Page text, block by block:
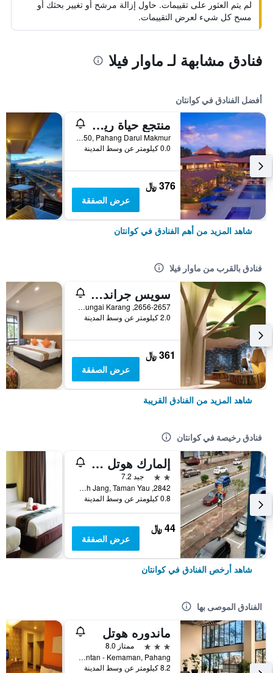
لم يتم العثور على تقييمات. حاول إزالة مرشح أو تغيير بحثك أو
مسح كل شيء لعرض التقييمات.
فنادق مشابهة لـ ماوار فيلا
أفضل الفنادق في كوانتان
منتجع حياة ريجنسي كوانتان
Teluk Chempedak, Kuantan-25050, Pahang Darul Makmur, ., كوانتان, ماليزيا
0.0 كيلومتر عن وسط المدينة
376 ﷼
عرض الصفقة
شاهد المزيد من أهم الفنادق في كوانتان
فنادق بالقرب من ماوار فيلا
سويس جراند بيتش ريزورت كوانتان
2656-2657, Mukim Sungai Karang, كوانتان, ماليزيا
2.0 كيلومتر عن وسط المدينة
361 ﷼
عرض الصفقة
شاهد المزيد من الفنادق القريبة
فنادق رخيصة في كوانتان
إلمارك هوتل كوانتان
2 نجمتين
جيد 7.2
2842, Jalan Wong Ah Jang, Taman Yau, كوانتان, ماليزيا
0.8 كيلومتر عن وسط المدينة
44 ﷼
عرض الصفقة
شاهد أرخص الفنادق في كوانتان
الفنادق الموصى بها
ماندوره هوتل
3 نجوم
ممتاز 8.0
D - 929216, Pantai Beserah,Jalan Kuantan - Kemaman, Pahang, كوانتان, ماليزيا
8.2 كيلومتر عن وسط المدينة